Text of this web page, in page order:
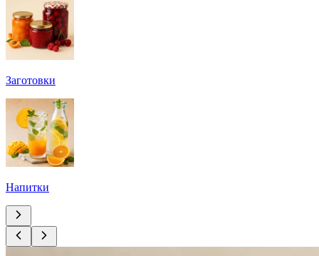
Заготовки
Напитки